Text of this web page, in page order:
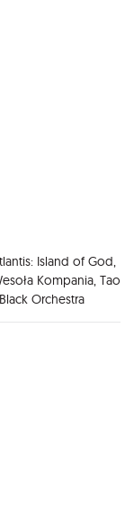
Island of God,
Kompania, Tao
Orchestra